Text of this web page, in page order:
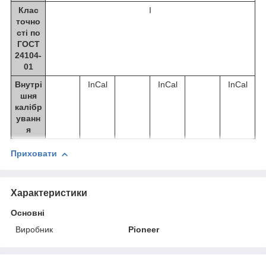
Клас
точно
сті по
ГОСТ
24104-
01
I
Внутрі
шня
калібр
уванн
я
InCal InCal InCal
Приховати
Характеристики
Основні
Виробник
Pioneer